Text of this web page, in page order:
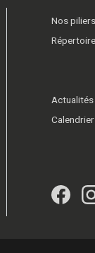
Nos piliers
Répertoire
Actualités